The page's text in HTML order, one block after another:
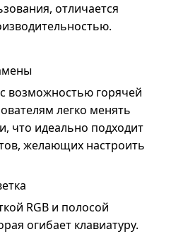
отличается
возможностью горячей
легко менять
что идеально подходит
желающих настроить
RGB и полосой
огибает клавиатуру.